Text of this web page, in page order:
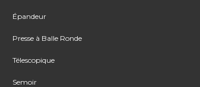
Épandeur
Presse à Balle Ronde
Télescopique
Semoir